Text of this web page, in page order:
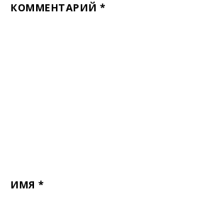
КОММЕНТАРИЙ *
ИМЯ*